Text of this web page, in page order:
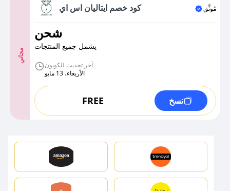
مجاني
كود خصم ايتاليان اس اي مُوثَّق
شحن
يشمل جميع المنتجات
آخر تحديث للكوبون
الأربعاء، 13 مايو
FREE نسخ